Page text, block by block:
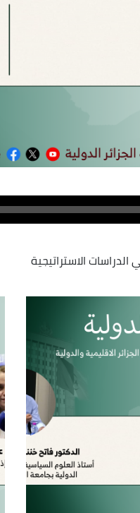
الاستراتيجية